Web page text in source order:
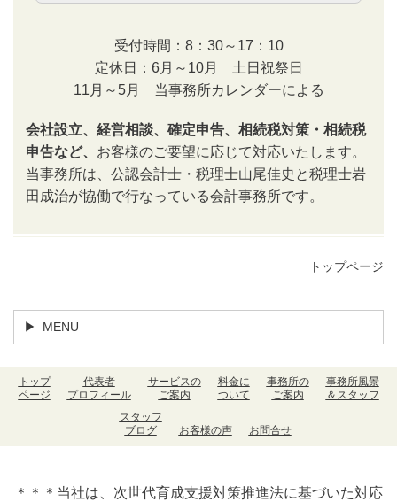
受付時間：8：30～17：10
定休日：6月～10月 土日祝祭日
11月～5月 当事務所カレンダーによる
会社設立、経営相談、確定申告、相続税対策・相続税
申告など、 お客様のご要望に応じて対応いたします。
当事務所は、公認会計士・税理士山尾佳史と税理士岩
田成治が協働で行なっている会計事務所です。
トップページ
MENU
トップ
ページ
代表者
プロフィール
サービスの
ご案内
料金に
ついて
事務所の
ご案内
事務所風景
＆スタッフ
スタッフ
ブログ
お客様の声 お問合せ
＊＊＊当社は、次世代育成支援対策推進法に基づいた対応